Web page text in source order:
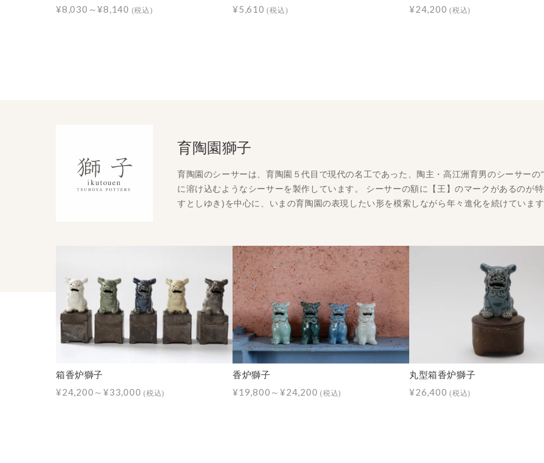
¥8,030～¥8,140 (税込) ¥5,610(税込) ¥24,200 (税込)
育陶園獅子
育陶園のシーサーは、育陶園５代目で現代の名工であった、陶主・高江洲育男のシーサー
に溶け込むようなシーサーを製作しています。 シーサーの額に【王】のマークがあるのが
すとしゆき)を中心に、いまの育陶園の表現したい形を模索しながら年々進化を続けていま
箱香炉獅子
¥24,200～¥33,000 (税込)
香炉獅子
¥19,800～¥24,200 (税込)
丸型箱香炉獅子
¥26,400 (税込)